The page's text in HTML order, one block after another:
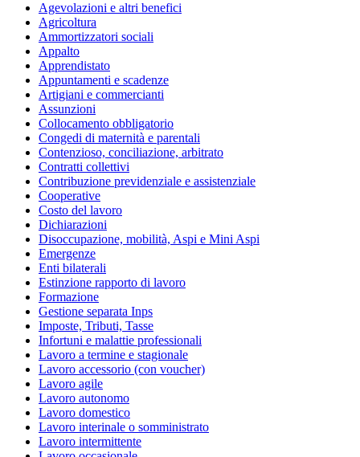
Agevolazioni e altri benefici
Agricoltura
Ammortizzatori sociali
Appalto
Apprendistato
Appuntamenti e scadenze
Artigiani e commercianti
Assunzioni
Collocamento obbligatorio
Congedi di maternità e parentali
Contenzioso, conciliazione, arbitrato
Contratti collettivi
Contribuzione previdenziale e assistenziale
Cooperative
Costo del lavoro
Dichiarazioni
Disoccupazione, mobilità, Aspi e Mini Aspi
Emergenze
Enti bilaterali
Estinzione rapporto di lavoro
Formazione
Gestione separata Inps
Imposte, Tributi, Tasse
Infortuni e malattie professionali
Lavoro a termine e stagionale
Lavoro accessorio (con voucher)
Lavoro agile
Lavoro autonomo
Lavoro domestico
Lavoro interinale o somministrato
Lavoro intermittente